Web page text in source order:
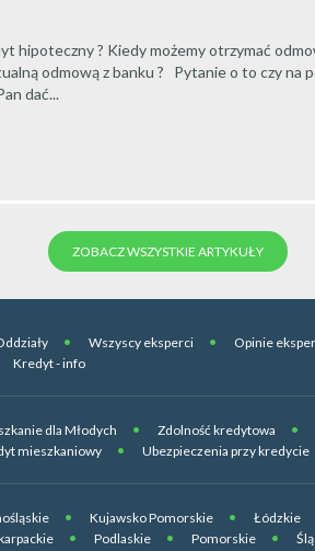
hipoteczny ? Kiedy możemy otrzymać
odmową z banku ? Pytanie o to czy na
dać...
ZOBACZ WSZYSTKIE ARTYKUŁY
Wszyscy eksperci Opinie
Kredyt - info
dla Młodych Zdolność kredytowa
mieszkaniowy
Ubezpieczenia przy kredycie
Kujawsko Pomorskie Łódzkie
Podlaskie Pomorskie